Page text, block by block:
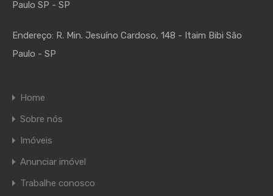
Paulo SP - SP
Endereço: R. Min. Jesuíno Cardoso, 148 - Itaim Bibi São
Paulo - SP
Home
Sobre nós
Imóveis
Anunciar imóvel
Trabalhe conosco